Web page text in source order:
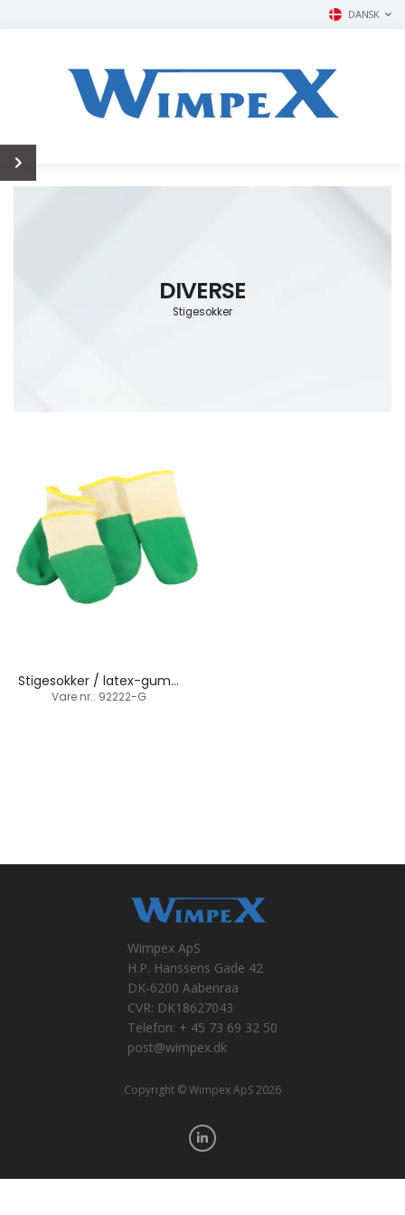
DANSK
DIVERSE
Stigesokker
Stigesokker / latex-gummi belægning
Vare nr.: 92222-G
Wimpex ApS
H.P. Hanssens Gade 42
DK-6200 Aabenraa
CVR: DK18627043
Telefon: + 45 73 69 32 50
post@wimpex.dk
Copyright © Wimpex ApS 2026